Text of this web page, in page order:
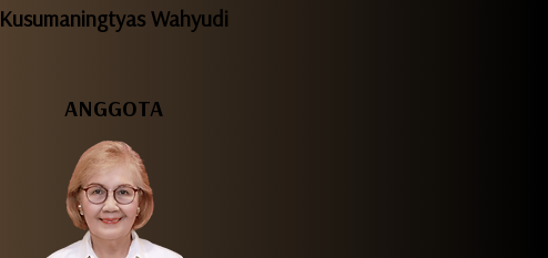
Kusumaningtyas Wahyudi
ANGGOTA